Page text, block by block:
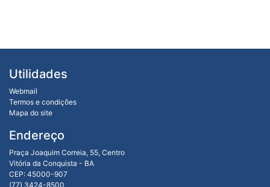
Utilidades
Webmail
Termos e condições
Mapa do site
Endereço
Praça Joaquim Correia, 55, Centro
Vitória da Conquista - BA
CEP: 45000-907
(77) 3424-8500